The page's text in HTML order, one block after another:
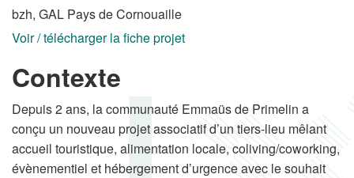
bzh, GAL Pays de Cornouaille
Voir / télécharger la fiche projet
Contexte
Depuis 2 ans, la communauté Emmaüs de Primelin a
conçu un nouveau projet associatif d’un tiers-lieu mêlant
accueil touristique, alimentation locale, coliving/coworking,
évènementiel et hébergement d’urgence avec le souhait